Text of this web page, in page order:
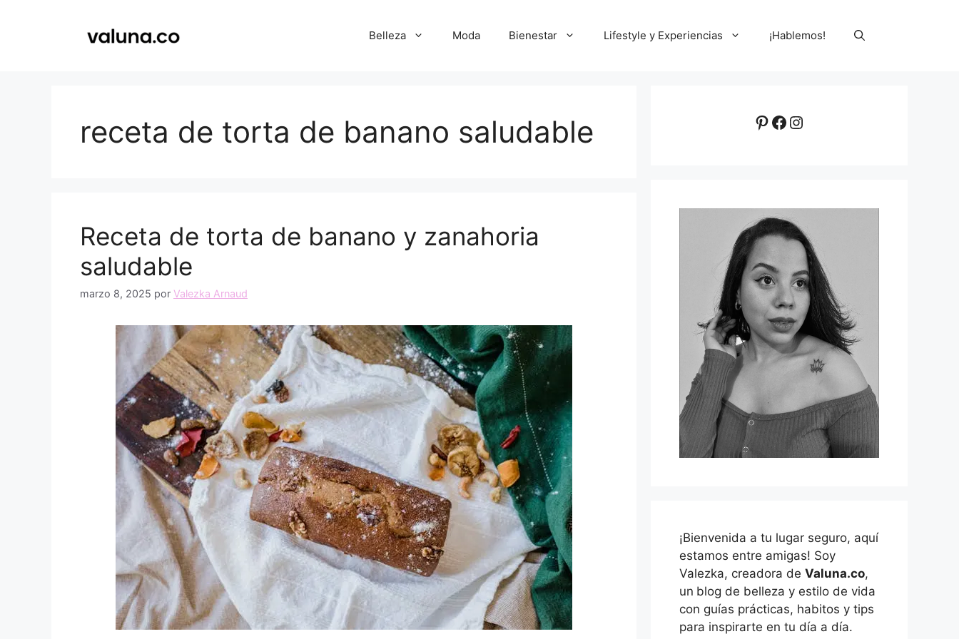
Belleza Moda Bienestar Lifestyle y Experiencias ¡Hablemos!
receta de torta de banano saludable
Receta de torta de banano y zanahoria
saludable
marzo 8, 2025 por Valezka Arnaud
Pinterest
Facebook
Instagram
¡Bienvenida a tu lugar seguro, aquí
estamos entre amigas! Soy
Valezka, creadora de Valuna.co,
un blog de belleza y estilo de vida
con guías prácticas, habitos y tips
para inspirarte en tu día a día.